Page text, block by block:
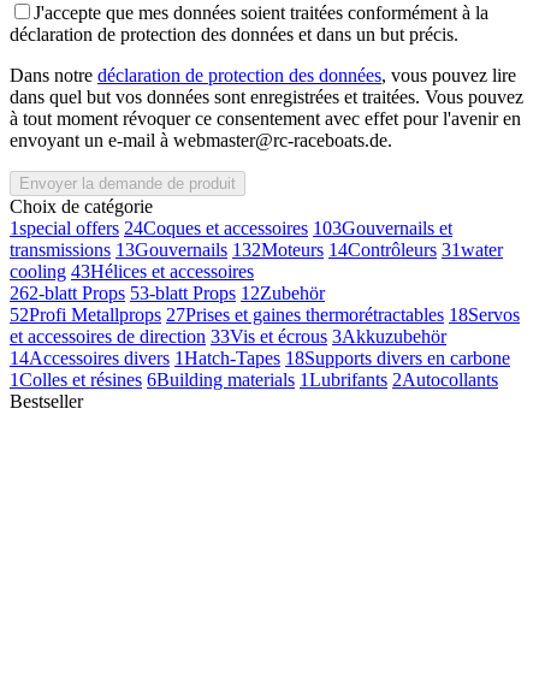
J'accepte que mes données soient traitées conformément à la
déclaration de protection des données et dans un but précis.
Dans notre déclaration de protection des données, vous pouvez lire
dans quel but vos données sont enregistrées et traitées. Vous pouvez
à tout moment révoquer ce consentement avec effet pour l'avenir en
envoyant un e-mail à webmaster@rc-raceboats.de.
Envoyer la demande de produit
Choix de catégorie
1special offers 24Coques et accessoires 103Gouvernails et
transmissions 13Gouvernails 132Moteurs 14Contrôleurs 31water
cooling 43Hélices et accessoires
262-blatt Props 53-blatt Props 12Zubehör
52Profi Metallprops 27Prises et gaines thermorétractables 18Servos
et accessoires de direction 33Vis et écrous 3Akkuzubehör
14Accessoires divers 1Hatch-Tapes 18Supports divers en carbone
1Colles et résines 6Building materials 1Lubrifants 2Autocollants
Bestseller